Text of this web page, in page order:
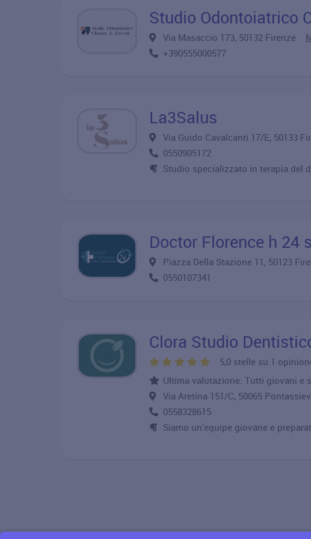
Studio Odontoiatrico
Via Masaccio 173, 50132 Firenze
+390555000577
La3Salus
Via Guido Cavalcanti 17/E, 50133
0550905172
Studio specializzato in terapia del
Doctor Florence h 24
Piazza Della Stazione 11, 50123
0550107341
Clora Studio
5,0 stelle su 1
Ultima valutazione: Tutti giovani e
Via Aretina 151/C, 50065
0558328615
Siamo un'equipe giovane e